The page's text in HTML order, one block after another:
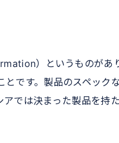
）というものがあ
です。製品のスペック
では決まった製品を持